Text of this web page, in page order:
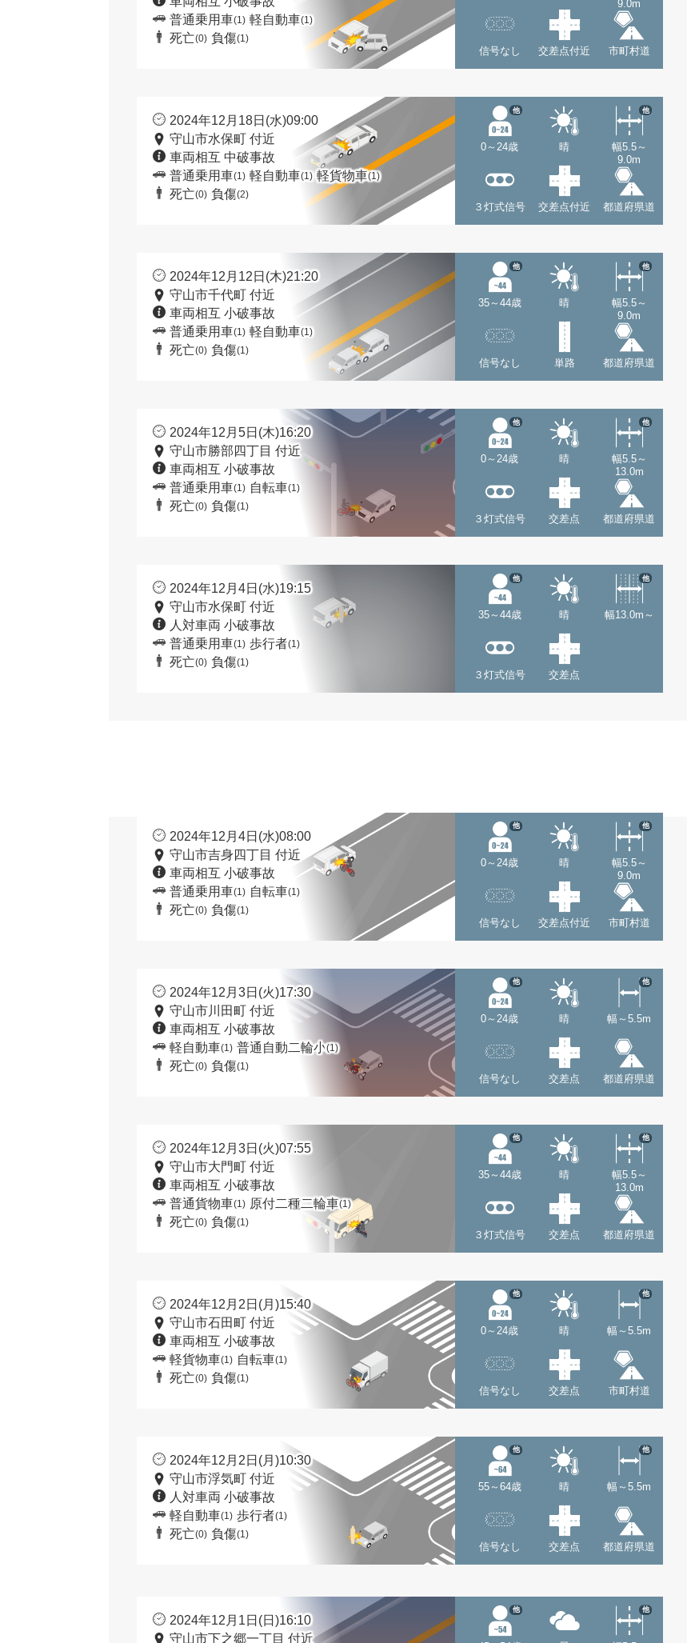
普通乗用車(1) 軽自動車(1)
死亡(0) 負傷(1)
9.0m
信号なし 交差点付近 市町村道
2024年12月18日(水)09:00
守山市水保町 付近
車両相互 中破事故
普通乗用車(1) 軽自動車(1) 軽貨物車(1)
死亡(0) 負傷(2)
0～24歳
他
晴
幅5.5～
9.0m
他
３灯式信号 交差点付近 都道府県道
2024年12月12日(木)21:20
守山市千代町 付近
車両相互 小破事故
普通乗用車(1) 軽自動車(1)
死亡(0) 負傷(1)
35～44歳
他
晴
幅5.5～
9.0m
他
信号なし 単路 都道府県道
2024年12月5日(木)16:20
守山市勝部四丁目 付近
車両相互 小破事故
普通乗用車(1) 自転車(1)
死亡(0) 負傷(1)
0～24歳
他
晴
幅5.5～
13.0m
他
３灯式信号 交差点 都道府県道
2024年12月4日(水)19:15
守山市水保町 付近
人対車両 小破事故
普通乗用車(1) 歩行者(1)
死亡(0) 負傷(1)
35～44歳
他
晴 幅13.0m～
他
３灯式信号 交差点
2024年12月4日(水)08:00
守山市吉身四丁目 付近
車両相互 小破事故
普通乗用車(1) 自転車(1)
死亡(0) 負傷(1)
0～24歳
他
晴
幅5.5～
9.0m
他
信号なし 交差点付近 市町村道
2024年12月3日(火)17:30
守山市川田町 付近
車両相互 小破事故
軽自動車(1) 普通自動二輪小(1)
死亡(0) 負傷(1)
0～24歳
他
晴 幅～5.5m
他
信号なし 交差点 都道府県道
2024年12月3日(火)07:55
守山市大門町 付近
車両相互 小破事故
普通貨物車(1) 原付二種二輪車(1)
死亡(0) 負傷(1)
35～44歳
他
晴
幅5.5～
13.0m
他
３灯式信号 交差点 都道府県道
2024年12月2日(月)15:40
守山市石田町 付近
車両相互 小破事故
軽貨物車(1) 自転車(1)
死亡(0) 負傷(1)
0～24歳
他
晴 幅～5.5m
他
信号なし 交差点 市町村道
2024年12月2日(月)10:30
守山市浮気町 付近
人対車両 小破事故
軽自動車(1) 歩行者(1)
死亡(0) 負傷(1)
55～64歳
他
晴 幅～5.5m
他
信号なし 交差点 都道府県道
2024年12月1日(日)16:10
守山市下之郷一丁目 付近
他 他